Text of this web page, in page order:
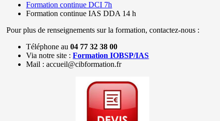
Formation continue DCI 7h
Formation continue IAS DDA 14 h
Pour plus de renseignements sur la formation, contactez-nous :
Téléphone au04 77 32 38 00
Via notre site :Formation IOBSP/IAS
Mail : accueil@cibformation.fr